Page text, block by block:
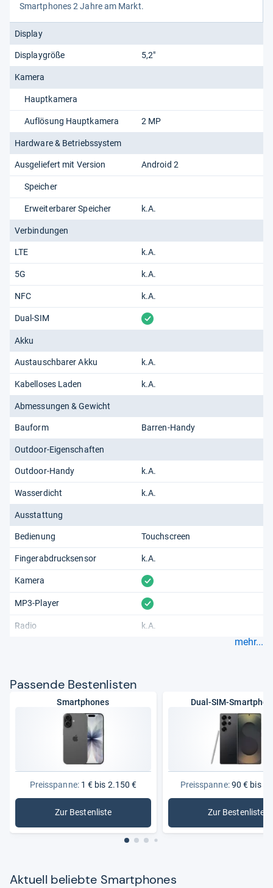
Smart­pho­nes 2 Jahre am Markt.
Display
Displaygröße 5,2"
Kamera
Hauptkamera
Auflösung Hauptkamera 2 MP
Hardware & Betriebssystem
Ausgeliefert mit Version Android 2
Speicher
Erweiterbarer Speicher k.A.
Verbindungen
LTE k.A.
5G k.A.
NFC k.A.
Dual-SIM vorhanden
Akku
Austauschbarer Akku k.A.
Kabelloses Laden k.A.
Abmessungen & Gewicht
Bauform Barren-Handy
Outdoor-Eigenschaften
Outdoor-Handy k.A.
Wasserdicht k.A.
Ausstattung
Bedienung Touchscreen
Fingerabdrucksensor k.A.
Kamera vorhanden
MP3-Player vorhanden
Radio k.A.
mehr...
Pas­sende Bes­ten­lis­ten
Smartphones
Preisspanne:1 € bis 2.150 €
Zur Bestenliste
: Smartphones
Dual-SIM-
Preisspanne:90 € bis
Zur Bestenliste
: Dual-
Aktu­ell beliebte Smart­pho­nes